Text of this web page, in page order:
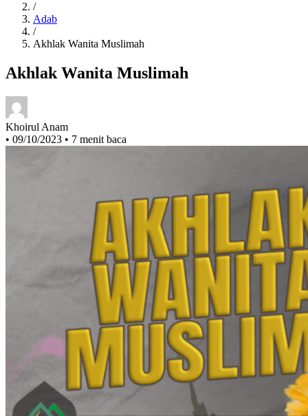
Home
/
Adab
/
Khoirul Anam